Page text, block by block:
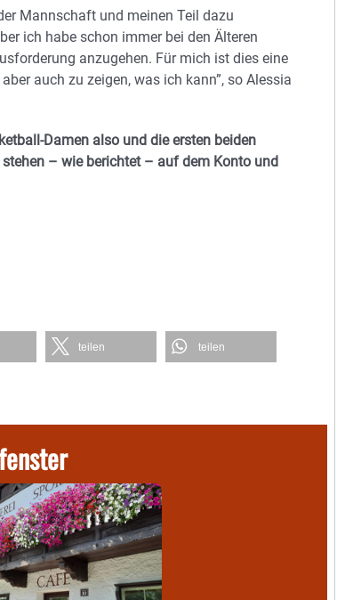
Mannschaft und meinen Teil dazu
ich habe schon immer bei den Älteren
anzugehen. Für mich ist dies eine
auch zu zeigen, was ich kann”, so Alessia
Damen also und die ersten beiden
– wie berichtet – auf dem Konto und
teilen teilen